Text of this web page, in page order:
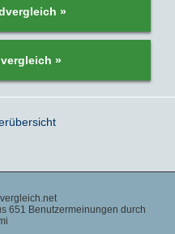
»
»
651 Benutzermeinungen durch